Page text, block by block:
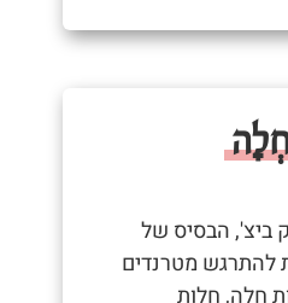
ביצ', הבסיס של
להתרגש מטרנדים
חלה, חלות